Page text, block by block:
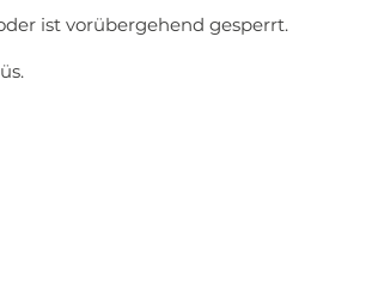
ist vorübergehend gesperrt.